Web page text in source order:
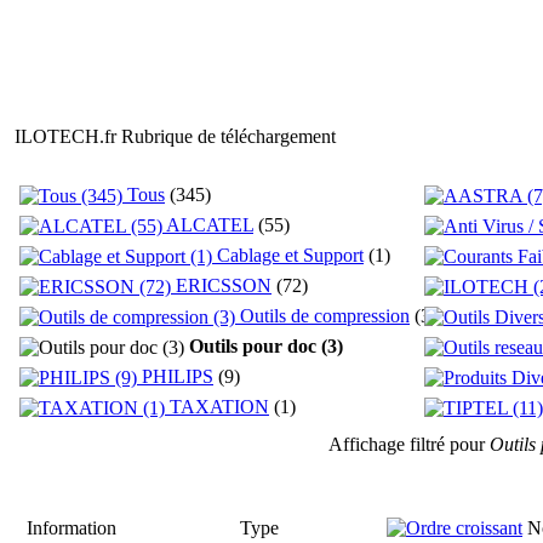
ILOTECH.fr Rubrique de téléchargement
Tous (345)
ALCATEL (55)
Cablage et Support (1)
ERICSSON (72)
Outils de compression (3)
Outils pour doc (3)
PHILIPS (9)
TAXATION (1)
Affichage filtré pourOutils
Information Type